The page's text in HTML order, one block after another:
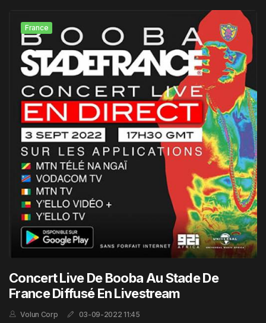
France
Concert Live De Booba Au Stade De
France Diffusé En Livestream
Volun Corp 03-09-2022 11:45